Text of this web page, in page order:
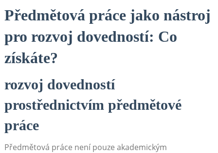
Předmětová práce jako ‍nástroj
pro rozvoj dovedností: Co
⁣získáte?
rozvoj dovedností
prostřednictvím předmětové
práce
Předmětová práce není pouze akademickým